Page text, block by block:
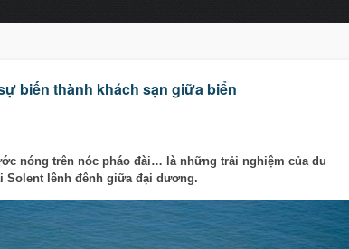
biến thành khách sạn giữa biển
nóng trên nóc pháo đài… là những trải nghiệm của du
Solent lênh đênh giữa đại dương.